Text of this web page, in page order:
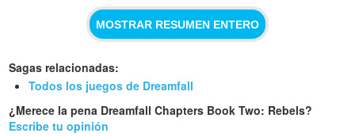
MOSTRAR RESUMEN ENTERO
Sagas relacionadas:
Todos los juegos de Dreamfall
¿Merece la pena Dreamfall Chapters Book Two: Rebels?
Escribe tu opinión